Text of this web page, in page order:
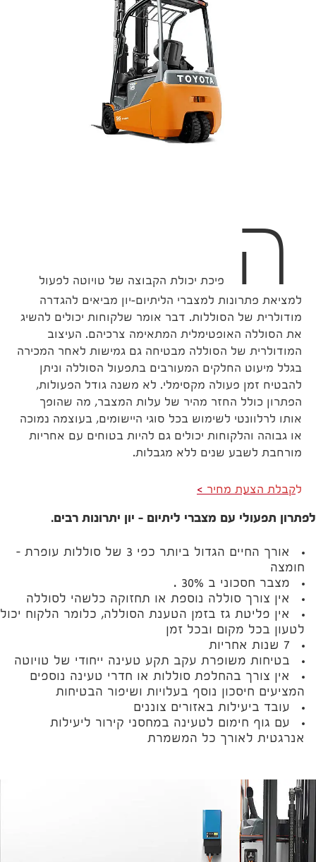
ה
פיכת יכולת הקבוצה של טויוטה לפעול
למציאת פתרונות למצברי הליתיום-יון מביאים להגדרה
מודולרית של הסוללות. דבר אומר שלקוחות יכולים להשיג
את הסוללה האופטימלית המתאימה צרכיהם. העיצוב
המודולרית של הסוללה מבטיחה גם גמישות לאחר המכירה
בגלל מיעוט החלקים המעורבים בתפעול הסוללה וניתן
להבטיח זמן פעולה מקסימלי. לא משנה גודל הפעולות,
הפתרון כולל החזר מהיר של עלות המצבר, מה שהופך
אותו לרלוונטי לשימוש בכל סוגי היישומים, בעוצמה נמוכה
או גבוהה והלקוחות יכולים גם להיות בטוחים עם אחריות
מורחבת לשבע שנים ללא מגבלות.
לקבלת הצעת מחיר
לפתרון תפעולי עם מצברי ליתיום – יון יתרונות רבים.
אורך החיים הגדול ביותר כפי 3 של סוללות עופרת –
חומצה
מצבר חסכוני ב 30% .
אין צורך סוללה נוספת או תחזוקה כלשהי לסוללה
אין פליטת גז בזמן הטענת הסוללה, כלומר הלקוח יכול
לטעון בכל מקום ובכל זמן
7 שנות אחריות
בטיחות משופרת עקב תקע טעינה ייחודי של טויוטה
אין צורך בהחלפת סוללות או חדרי טעינה נוספים
המציעים חיסכון נוסף בעלויות ושיפור הבטיחות
עובד ביעילות באזורים צוננים
עם גוף חימום לטעינה במחסני קירור ליעילות
אנרגטית לאורך כל המשמרת